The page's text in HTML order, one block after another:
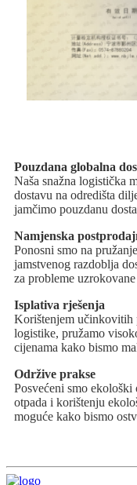
Pouzdana globalna
Naša snažna logistička
dostavu na odredišta
jamčimo pouzdanu
Namjenska
Ponosni smo na
jamstvenog razdoblja
za probleme
Isplativa rješenja
Korištenjem učinkovitih
logistike, pružamo
cijenama kako bismo
Održive prakse
Posvećeni smo
otpada i korištenju
moguće kako bismo